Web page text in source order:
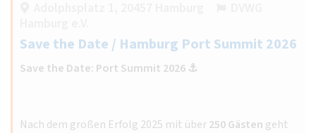
Save the Date / Hamburg Port Summit 2026
Save the Date: Port Summit 2026 ⚓️
Nach dem großen Erfolg 2025 mit über250 Gästen geht